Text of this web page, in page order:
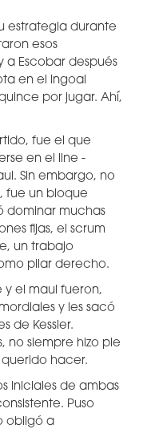
estrategia durante
esos
a Escobar después
en el ingoal
por jugar. Ahí,
fue el que
en el line -
Sin embargo, no
fue un bloque
dominar muchas
fijas, el scrum
un trabajo
pilar derecho.
y el maul fueron,
y les sacó
de Kessler.
no siempre hizo pie
hacer.
iniciales de ambas
Puso
obligó a